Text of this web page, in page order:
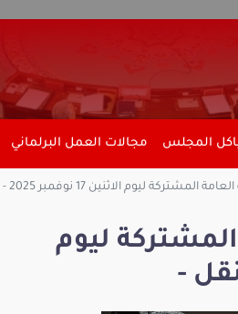
المجلس مجالات العمل البرلماني
ليوم الاثنين 17 نوفمبر 2025 - مهمة النقل -
ليوم